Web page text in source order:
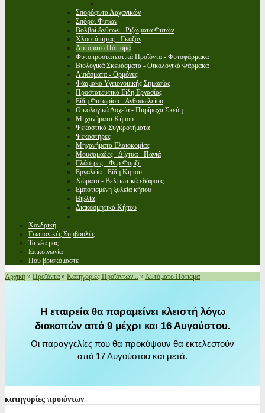
Σπορόφυτα Λαχανικών
Σπόροι Φυτών
Βολβοί Ανθεων - Ριζώματα Φυτών
Χλοοτάπητας - Γκαζόν
Αυτόματο Πότισμα
Φυτοπροστατευτικά Προϊόντα - Φυτοφάρμακα
Βιολογικά Σκευάσματα - Οικολογικά Φάρμακα
Λιπάσματα - Ορμόνες
Φάρμακα Υγειονομικής Σημασίας
Προστατευτικά Είδη Εργασίας
Είδη Φυτωρίου - Ανθοπωλείου
Οικολογικά Δοχεία - Πυρίμαχα Σκεύη
Μηχανήματα Κήπου
Ψεκαστικά Συγκροτήματα
Ψεκαστήρες
Μηχανήματα Ελαιοκομίας
Μουσαμάδες - Δίχτυα - Πανιά
Γλάστρες - Φερ Φορζέ
Εργαλεία - Είδη Κήπου
Χώματα - Βελτιωτικά εδάφους
Εμποτισμένη ξυλεία κήπου
Βιβλία
Διακοσμητικά Κήπου
Χονδρική
Γεωπονικές Συμβουλές
Τα νέα μας
Επικοινωνία
Που βρισκόμαστε
Αρχική » Προϊόντα » Κατηγορίες Προϊόντων... »Αυτόματο Πότισμα
Η εταιρεία θα παραμείνει κλειστή λόγω
διακοπών από 9 μέχρι και 16 Αυγούστου.
Οι παραγγελίες που θα προκύψουν θα εκτελεστούν
από 17 Αυγούστου και μετά.
κατηγορίες προιόντων